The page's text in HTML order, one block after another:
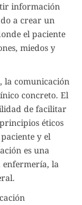
información
a crear un
el paciente
miedos y
la comunicación
concreto. El
de facilitar
éticos
y el
es una
enfermería, la